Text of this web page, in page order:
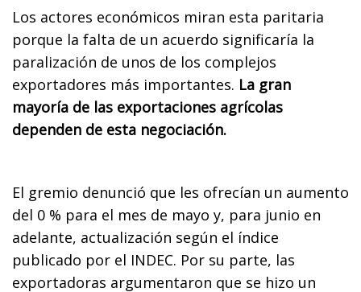
Los actores económicos miran esta paritaria
porque la falta de un acuerdo significaría la
paralización de unos de los complejos
exportadores más importantes. La gran
mayoría de las exportaciones agrícolas
dependen de esta negociación.
El gremio denunció que les ofrecían un aumento
del 0 % para el mes de mayo y, para junio en
adelante, actualización según el índice
publicado por el INDEC. Por su parte, las
exportadoras argumentaron que se hizo un